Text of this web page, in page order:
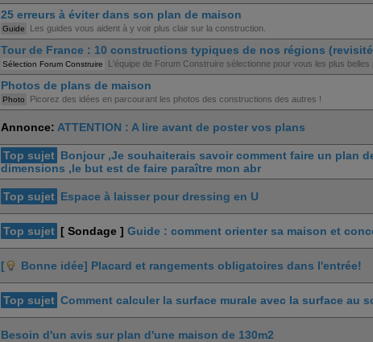
25 erreurs à éviter dans son plan de maison
Guide Les guides vous aident à y voir plus clair sur la construction.
Tour de France : 10 constructions typiques de nos régions
Sélection Forum Construire L'équipe de Forum Construire sélectionne pour vous les plus belles
Photos de plans de maison
Photo Picorez des idées en parcourant les photos des constructions des autres !
Annonce: ATTENTION : A lire avant de poster vos plans
Top sujet Bonjour ,Je souhaiterais savoir comment faire un plan
dimensions ,le but est de faire paraître mon abr
Top sujet Espace à laisser pour dressing en U
Top sujet [ Sondage ] Guide : comment orienter sa maison et
[ Bonne idée] Placard et rangements obligatoires dans l'entrée!
Top sujet Comment calculer la surface murale avec la surface au
Besoin d'un avis sur plan d'une maison de 130m2